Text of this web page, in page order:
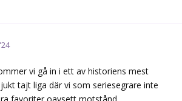
vi gå in i ett av historiens mest
tajt liga där vi som seriesegrare inte